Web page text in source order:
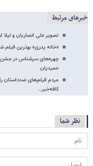
خبرهای مرتبط
تصویر علی انصاریان و
«خانه پدری» بهترین فیلم
چهره‌های سرشناس در جشن
حمیدیان
مردم فیلم‌های ضدداستان
کافه‌خبر…
نظر شما